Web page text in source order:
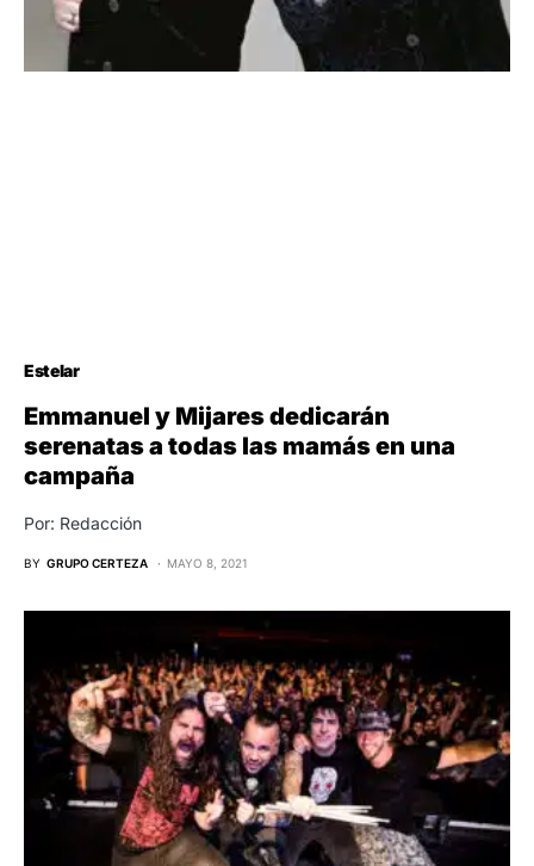
Estelar
Emmanuel y Mijares dedicarán
serenatas a todas las mamás en una
campaña
Por: Redacción
BY GRUPO CERTEZA MAYO 8, 2021